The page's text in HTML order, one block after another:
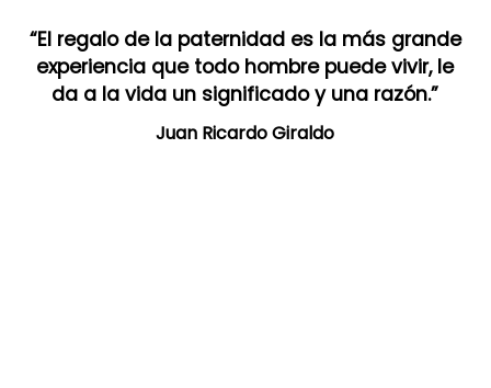
“El regalo de la paternidad es la más grande
experiencia que todo hombre puede vivir, le
da a la vida un significado y una razón.”
Juan Ricardo Giraldo